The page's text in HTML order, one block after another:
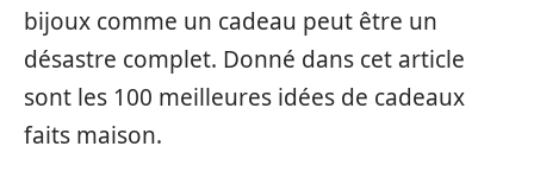
bijoux comme un cadeau peut être un
désastre complet. Donné dans cet article
sont les 100 meilleures idées de cadeaux
faits maison.